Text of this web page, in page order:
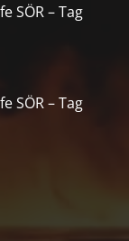
SÖR – Tag
SÖR – Tag